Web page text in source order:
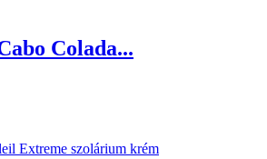
Colada...